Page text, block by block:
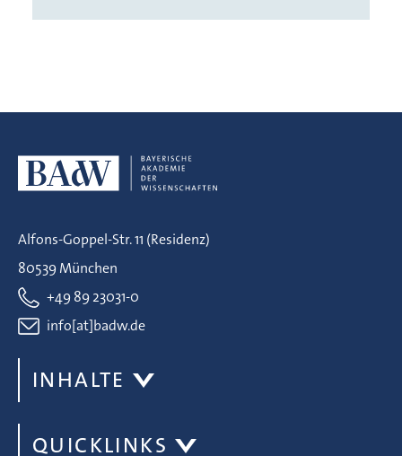
Alfons-Goppel-Str. 11 (Residenz)
80539 München
+49 89 23031-0
info[at]badw.de
INHALTE
QUICKLINKS